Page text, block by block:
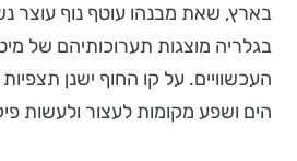
בארץ, שאת מבנהו עוטף נוף עוצר
בגלריה מוצגות תערוכותיהם של
העכשוויים. על קו החוף ישנן
הים ושפע מקומות לעצור ולעשות